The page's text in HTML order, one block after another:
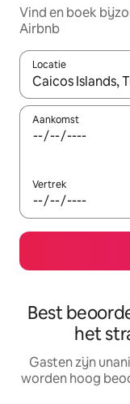
Vind en boek
Airbnb
Locatie
Wanneer er
Aankomst
Vertrek
Best
het
Gasten zijn
worden hoog